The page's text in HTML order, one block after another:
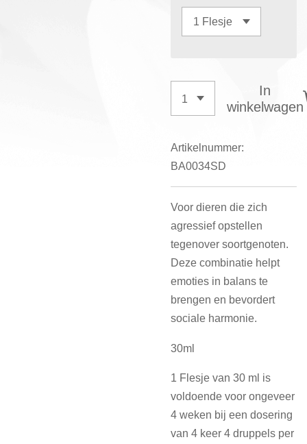
In
winkelwagen
Artikelnummer:
BA0034SD
Voor dieren die zich
agressief opstellen
tegenover soortgenoten.
Deze combinatie helpt
emoties in balans te
brengen en bevordert
sociale harmonie.
30ml
1 Flesje van 30 ml is
voldoende voor ongeveer
4 weken bij een dosering
van 4 keer 4 druppels per